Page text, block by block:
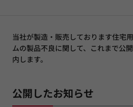
当社が製造・販売しております住宅
ムの製品不良に関して、これまで公
内します。
公開したお知らせ